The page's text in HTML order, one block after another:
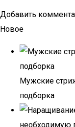
Добавить
Новое
Мужские
подборка